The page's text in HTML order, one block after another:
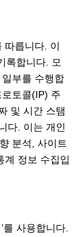
따릅니다. 이
록합니다. 모
부를 수행합
토콜(IP) 주
및 시간 스탬
다. 이는 개인
분석, 사이트
계 정보 수집입
사용합니다.